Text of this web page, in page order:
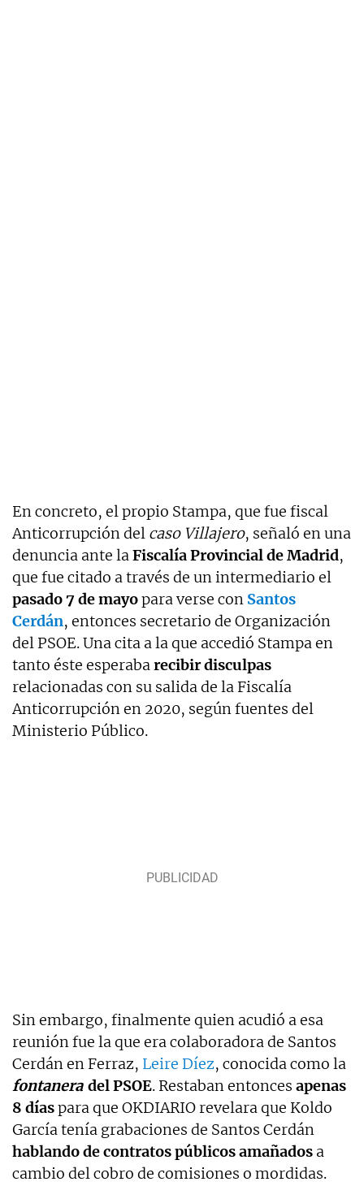
En concreto, el propio Stampa, que fue fiscal
Anticorrupción del caso Villajero, señaló en una
denuncia ante laFiscalía Provincial de Madrid,
que fue citado a través de un intermediario el
pasado 7 de mayopara verse con Santos
Cerdán, entonces secretario de Organización
del PSOE. Una cita a la que accedió Stampa en
tanto éste esperabarecibir disculpas
relacionadas con su salida de la Fiscalía
Anticorrupción en 2020, según fuentes del
Ministerio Público.
Sin embargo, finalmente quien acudió a esa
reunión fue la que era colaboradora de Santos
Cerdán en Ferraz, Leire Díez, conocida como la
fontanera del PSOE. Restaban entonces apenas
8 díaspara que OKDIARIO revelara que Koldo
García tenía grabaciones de Santos Cerdán
hablando de contratos públicos amañados a
cambio del cobro de comisiones o mordidas.